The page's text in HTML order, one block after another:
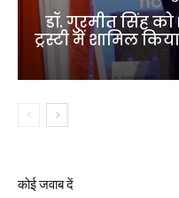
डॉ. गुरमीत सिंह को
ट्रस्टी में शामिल
कोई जवाब दें